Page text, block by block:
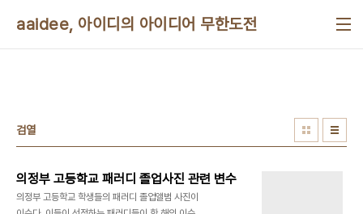
aaidee, 아이디의 아이디어 무한도전
검열
의정부 고등학교 패러디 졸업사진 관련 변수
의정부 고등학교 학생들의 패러디 졸업앨범 사진이